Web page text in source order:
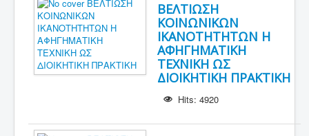
ΒΕΛΤΙΩΣΗ
ΚΟΙΝΩΝΙΚΩΝ
ΙΚΑΝΟΤΗΤΗΤΩΝ Η
ΑΦΗΓΗΜΑΤΙΚΗ
ΤΕΧΝΙΚΗ ΩΣ
ΔΙΟΙΚΗΤΙΚΗ ΠΡΑΚΤΙΚΗ
Hits: 4920